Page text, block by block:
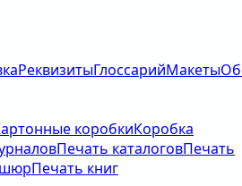
РеквизитыГлоссарийМакеты
коробкиКоробка
Печать каталоговПечать
Печать книг